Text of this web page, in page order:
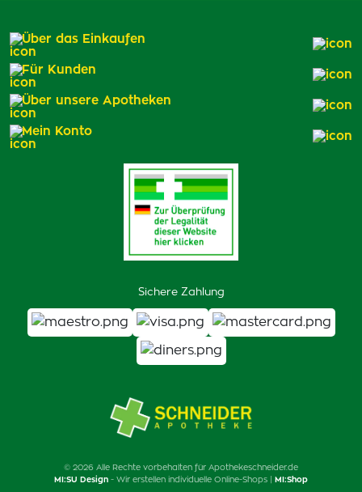
Sichere Zahlung
Über das Einkaufen
Für Kunden
Über unsere Apotheken
Mein Konto
© 2026 Alle Rechte vorbehalten für Apothekeschneider.de
MI:SU Design - Wir erstellen individuelle Online-Shops | MI:Shop